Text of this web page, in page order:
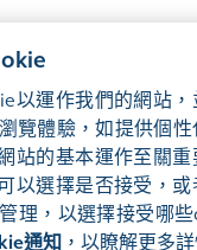
cookie通知
以運作我們的網站
覽體驗，如提供個
站的基本運作至關
以選擇是否接受，
理，以選擇接受哪
通知 ，以瞭解更多詳